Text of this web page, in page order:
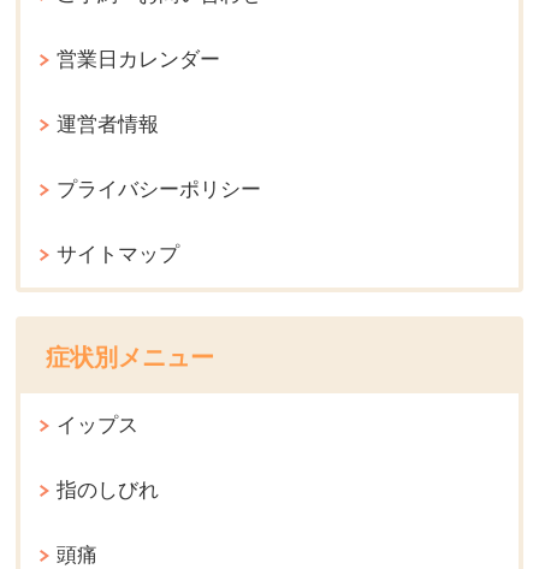
営業日カレンダー
運営者情報
プライバシーポリシー
サイトマップ
症状別メニュー
イップス
指のしびれ
頭痛